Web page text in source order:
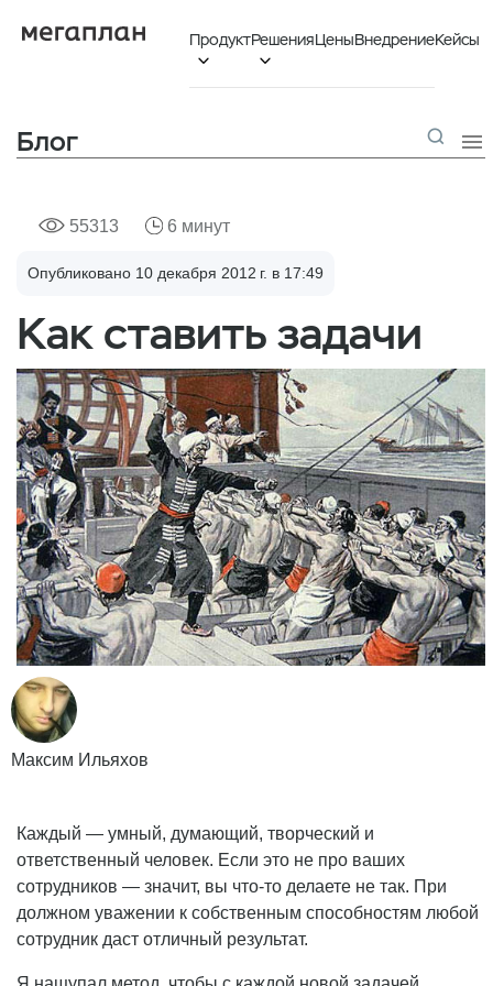
Продукт

Решения

ЦеныВнедрениеКейсы
Блог 
55313 6 минут
Опубликовано 10 декабря 2012 г. в 17:49
Как ставить задачи
Каждый — умный, думающий, творческий и
ответственный человек. Если это не про ваших
сотрудников — значит, вы что-то делаете не так. При
должном уважении к собственным способностям любой
сотрудник даст отличный результат.
Максим Ильяхов